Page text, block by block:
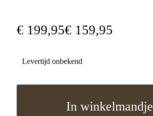
€ 199,95€ 159,95
Levertijd onbekend
In winkelmandje